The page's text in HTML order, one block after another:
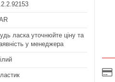
ласка уточнюйте ціну та
у менеджера